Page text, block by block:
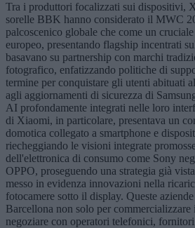
Tra i produttori focalizzati sui dispositivi,
sorelle BBK hanno considerato il MWC
palcoscenico globale che come un
europeo, presentando flagship incentrati
basavano su partnership con marchi
fotografico, enfatizzando politiche di
termine per conquistare gli utenti abituati
agli aggiornamenti di sicurezza di
AI profondamente integrati nelle loro
di Xiaomi, in particolare, presentava un
domotica collegato a smartphone e
riecheggiando le visioni integrate
dell'elettronica di consumo come Sony
OPPO, proseguendo una strategia già
messo in evidenza innovazioni nella
fotocamere sotto il display. Queste
Barcellona non solo per
negoziare con operatori telefonici,